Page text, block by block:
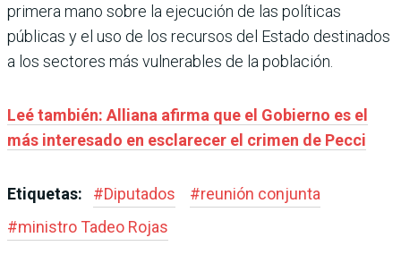
primera mano sobre la ejecución de las políticas
públicas y el uso de los recursos del Estado destinados
a los sectores más vulnerables de la población.
Leé también: Alliana afirma que el Gobierno es el
más interesado en esclarecer el crimen de Pecci
Etiquetas: #Diputados #reunión conjunta
#ministro Tadeo Rojas